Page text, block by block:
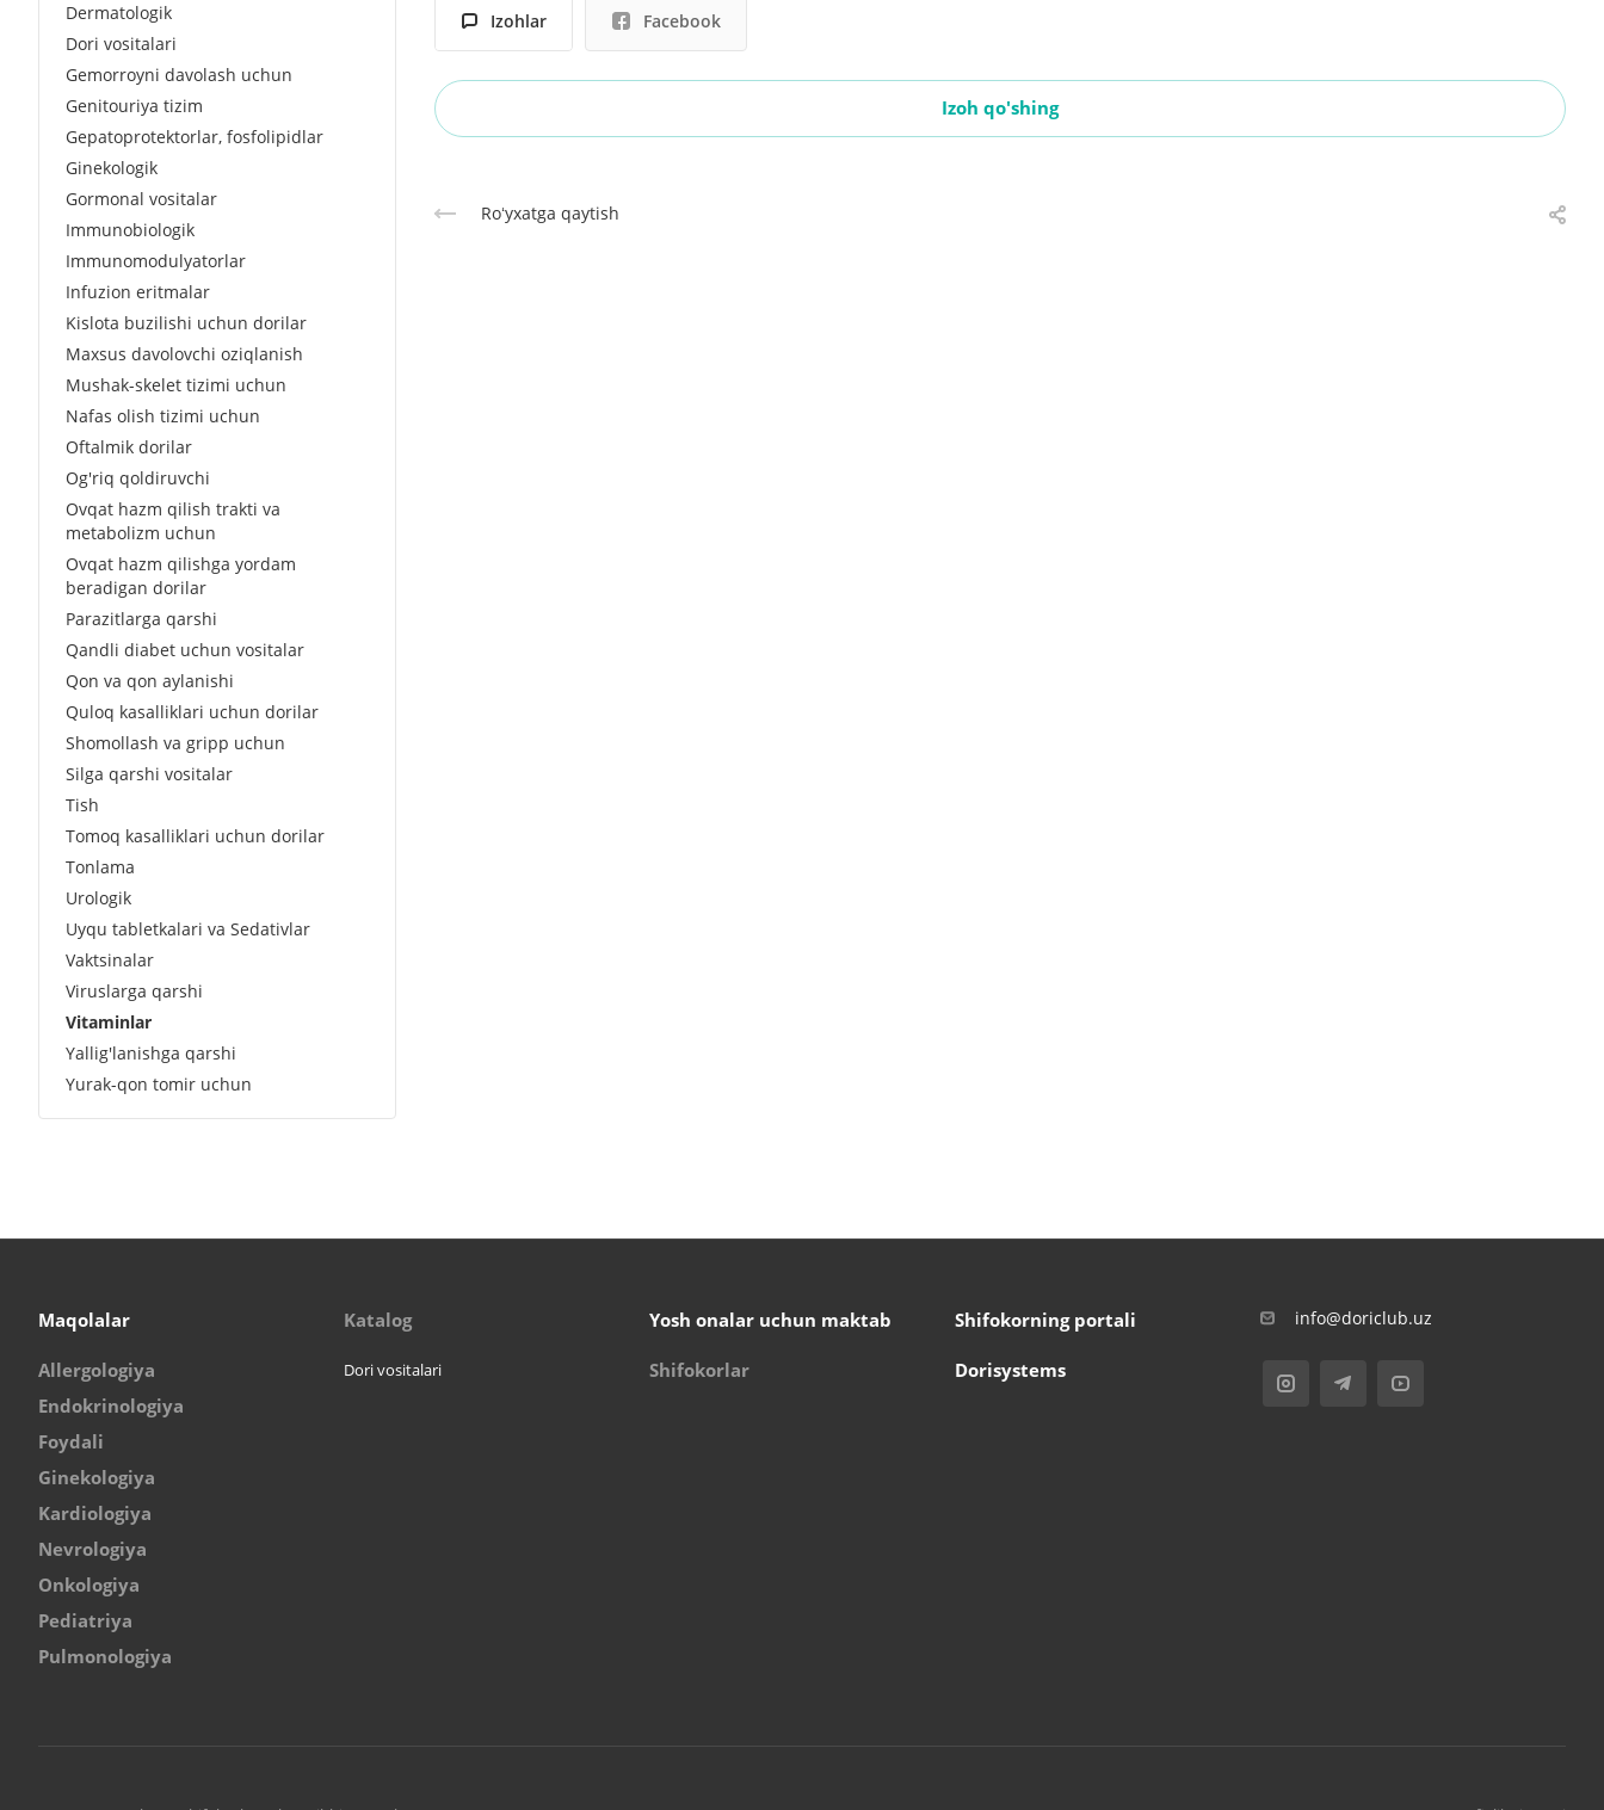
Izohlar Facebook
Izoh qo'shing
Roʻyxatga qaytish
Dermatologik
Dori vositalari
Gemorroyni davolash uchun
Genitouriya tizim
Gepatoprotektorlar, fosfolipidlar
Ginekologik
Gormonal vositalar
Immunobiologik
Immunomodulyatorlar
Infuzion eritmalar
Kislota buzilishi uchun dorilar
Maxsus davolovchi oziqlanish
Mushak-skelet tizimi uchun
Nafas olish tizimi uchun
Oftalmik dorilar
Og'riq qoldiruvchi
Ovqat hazm qilish trakti va
metabolizm uchun
Ovqat hazm qilishga yordam
beradigan dorilar
Parazitlarga qarshi
Qandli diabet uchun vositalar
Qon va qon aylanishi
Quloq kasalliklari uchun dorilar
Shomollash va gripp uchun
Silga qarshi vositalar
Tish
Tomoq kasalliklari uchun dorilar
Tonlama
Urologik
Uyqu tabletkalari va Sedativlar
Vaktsinalar
Viruslarga qarshi
Vitaminlar
Yallig'lanishga qarshi
Yurak-qon tomir uchun
Maqolalar
Allergologiya
Endokrinologiya
Foydali
Ginekologiya
Kardiologiya
Nevrologiya
Onkologiya
Pediatriya
Pulmonologiya
Katalog
Dori vositalari
Yosh onalar uchun maktab
Shifokorlar
Shifokorning portali
Dorisystems
info@doriclub.uz